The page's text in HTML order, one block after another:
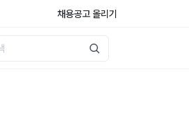
채용공고 올리기